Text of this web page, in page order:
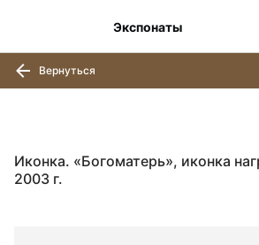
Экспонаты
Вернуться
Иконка. «Богоматерь», иконка
2003 г.